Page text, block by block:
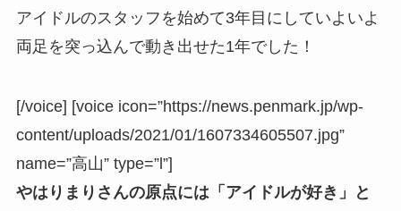
アイドルのスタッフを始めて3年目にしていよいよ
両足を突っ込んで動き出せた1年でした！
[/voice] [voice icon=”https://news.penmark.jp/wp-
content/uploads/2021/01/1607334605507.jpg”
name=”高山” type=”l”]
やはりまりさんの原点には「アイドルが好き」と